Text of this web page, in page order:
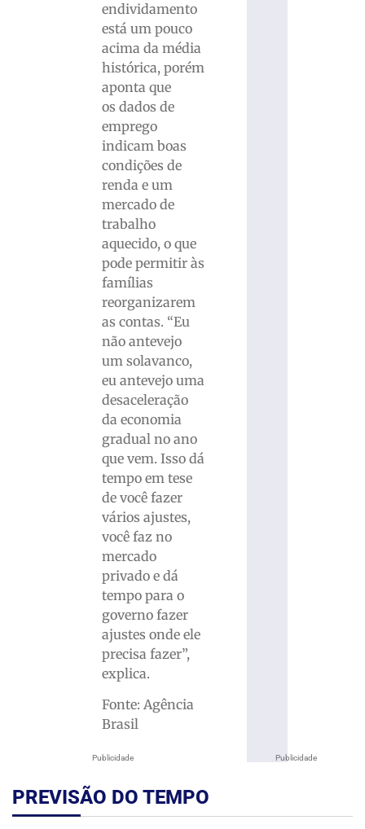
Publicidade
endividamento
está um pouco
acima da média
histórica, porém
aponta que
os dados de
emprego
indicam boas
condições de
renda e um
mercado de
trabalho
aquecido, o que
pode permitir às
famílias
reorganizarem
as contas. “Eu
não antevejo
um solavanco,
eu antevejo uma
desaceleração
da economia
gradual no ano
que vem. Isso dá
tempo em tese
de você fazer
vários ajustes,
você faz no
mercado
privado e dá
tempo para o
governo fazer
ajustes onde ele
precisa fazer”,
explica.
Fonte: Agência
Brasil
Publicidade
PREVISÃO DO TEMPO